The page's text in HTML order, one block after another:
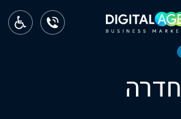
חדרה
ראשי
מחוז צפון